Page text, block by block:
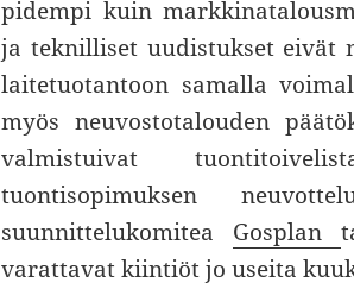
pidempi kuin
ja teknilliset uudistukset eivät
laitetuotantoon samalla
myös neuvostotalouden
valmistuivat
tuontisopimuksen
suunnittelukomitea Gosplan
varattavat kiintiöt jo useita